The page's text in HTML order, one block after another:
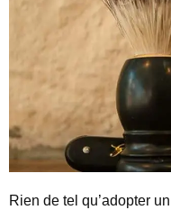
Rien de tel qu’adopter